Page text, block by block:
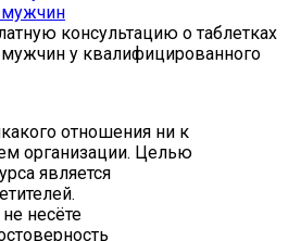
консультацию о таблетках
у квалифицированного
отношения ни к
организации. Целью
является
несёте